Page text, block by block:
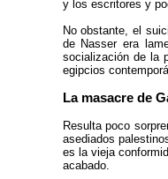
y los escritores y
No obstante, el
de Nasser era
socialización de la
egipcios
La masacre de
Resulta poco
asediados
es la vieja
acabado.